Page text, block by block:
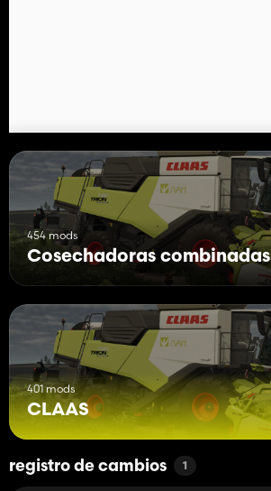
454 mods
Cosechadoras combinadas
401 mods
CLAAS
registro de cambios 1